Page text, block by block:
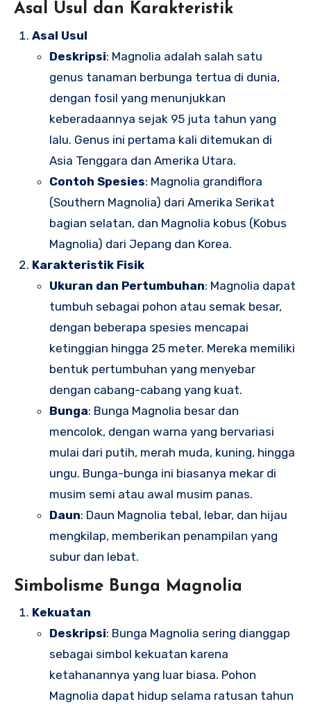
Asal Usul dan Karakteristik
Asal Usul
Deskripsi: Magnolia adalah salah satu
genus tanaman berbunga tertua di dunia,
dengan fosil yang menunjukkan
keberadaannya sejak 95 juta tahun yang
lalu. Genus ini pertama kali ditemukan di
Asia Tenggara dan Amerika Utara.
Contoh Spesies: Magnolia grandiflora
(Southern Magnolia) dari Amerika Serikat
bagian selatan, dan Magnolia kobus (Kobus
Magnolia) dari Jepang dan Korea.
Karakteristik Fisik
Ukuran dan Pertumbuhan: Magnolia dapat
tumbuh sebagai pohon atau semak besar,
dengan beberapa spesies mencapai
ketinggian hingga 25 meter. Mereka memiliki
bentuk pertumbuhan yang menyebar
dengan cabang-cabang yang kuat.
Bunga: Bunga Magnolia besar dan
mencolok, dengan warna yang bervariasi
mulai dari putih, merah muda, kuning, hingga
ungu. Bunga-bunga ini biasanya mekar di
musim semi atau awal musim panas.
Daun: Daun Magnolia tebal, lebar, dan hijau
mengkilap, memberikan penampilan yang
subur dan lebat.
Simbolisme Bunga Magnolia
Kekuatan
Deskripsi: Bunga Magnolia sering dianggap
sebagai simbol kekuatan karena
ketahanannya yang luar biasa. Pohon
Magnolia dapat hidup selama ratusan tahun